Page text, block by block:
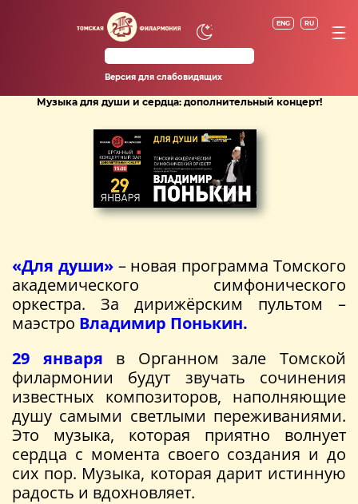
ENG RU
Версия для слабовидящих
Музыка для души и сердца: дополнительный концерт!
«Для души»– новая программа Томского
академического симфонического
оркестра. За дирижёрским пультом –
маэстро Владимир Понькин.
29 января в Органном зале Томской
филармонии будут звучать сочинения
известных композиторов, наполняющие
душу самыми светлыми переживаниями.
Это музыка, которая приятно волнует
сердца с момента своего создания и до
сих пор. Музыка, которая дарит истинную
радость и вдохновляет.